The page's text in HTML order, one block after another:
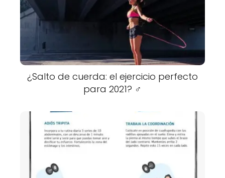
¿Salto de cuerda: el ejercicio perfecto
para 2021? ️‍♂️